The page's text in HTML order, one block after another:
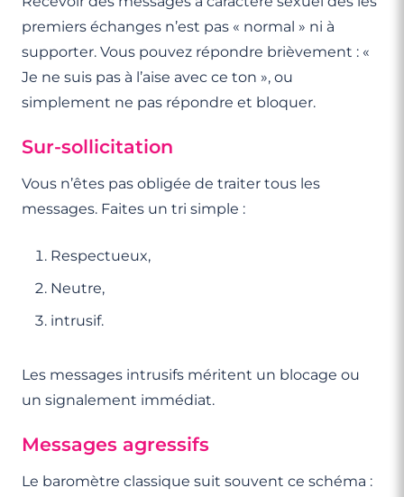
écran. Parlez à un proche si vous en ressentez le
besoin.
de la cohérence des propos de l'autre personne.
échec, c'est prendre soin de vous. Désamorcer la
comparaison Les profils que vous voyez ne
reflètent pas la réalité complète des personnes.
Ne comparez pas votre vie réelle aux versions
citée plus haut, 80% des célibataires ont ressenti
dont 33% souvent. Mais 87% ont aussi ressenti au
moins une émotion positive (source). Les
d'émotions, et c'est normal.
premiers échanges n’est pas « normal » ni à
supporter. Vous pouvez répondre brièvement : «
Je ne suis pas à l’aise avec ce ton », ou
simplement ne pas répondre et bloquer.
Sur-sollicitation
Vous n’êtes pas obligée de traiter tous les
messages. Faites un tri simple :
Respectueux,
Neutre,
intrusif.
Les messages intrusifs méritent un blocage ou
un signalement immédiat.
Messages agressifs
Le baromètre classique suit souvent ce schéma :